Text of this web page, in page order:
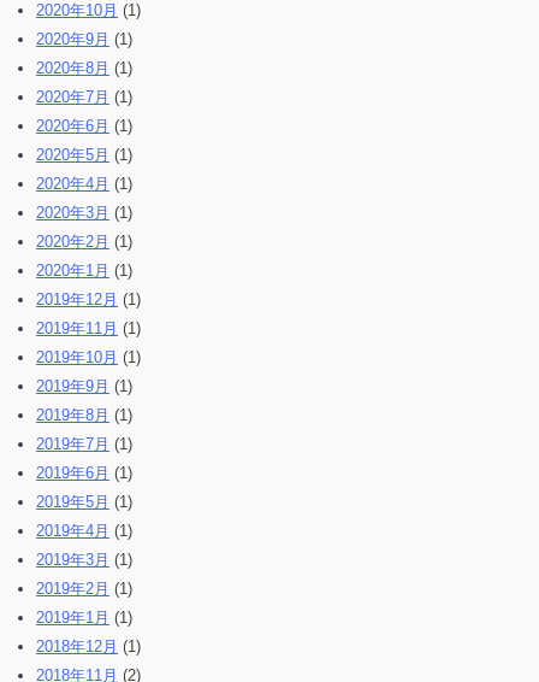
2020年10月 (1)
2020年9月 (1)
2020年8月 (1)
2020年7月 (1)
2020年6月 (1)
2020年5月 (1)
2020年4月 (1)
2020年3月 (1)
2020年2月 (1)
2020年1月 (1)
2019年12月 (1)
2019年11月 (1)
2019年10月 (1)
2019年9月 (1)
2019年8月 (1)
2019年7月 (1)
2019年6月 (1)
2019年5月 (1)
2019年4月 (1)
2019年3月 (1)
2019年2月 (1)
2019年1月 (1)
2018年12月 (1)
2018年11月 (2)